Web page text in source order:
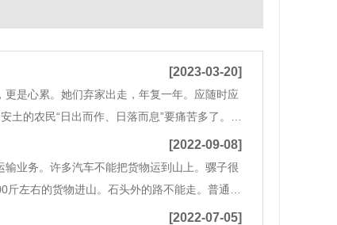
[2023-03-20]
是心累。她们弃家出走，年复一年。应随时应
的农民“日出而作、日落而息”要痛苦多了。骡
午各运行李，卸货，搭帐篷。夜里须起来，直
[2022-09-08]
业务。许多汽车不能把货物运到山上。骡子很
左右的货物进山。石头外的路不能走。普通的
工所需的砂、石、水泥、钢、铁、电线、设备
[2022-07-05]